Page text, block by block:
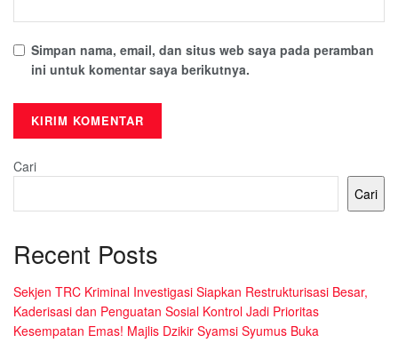
Simpan nama, email, dan situs web saya pada peramban
ini untuk komentar saya berikutnya.
Cari
Cari
Recent Posts
Sekjen TRC Kriminal Investigasi Siapkan Restrukturisasi Besar,
Kaderisasi dan Penguatan Sosial Kontrol Jadi Prioritas
Kesempatan Emas! Majlis Dzikir Syamsi Syumus Buka